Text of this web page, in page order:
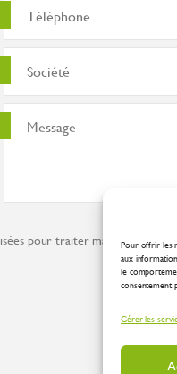
Pour offrir les
aux
le
consentement
Gérer les
pour traiter ma demande